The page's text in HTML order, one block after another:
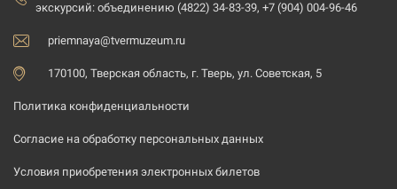
экскурсий:объединению (4822) 34-83-39, +7 (904) 004-96-46
priemnaya@tvermuzeum.ru
170100, Тверская область, г. Тверь, ул. Советская, 5
Политика конфиденциальности
Согласие на обработку персональных данных
Условия приобретения электронных билетов